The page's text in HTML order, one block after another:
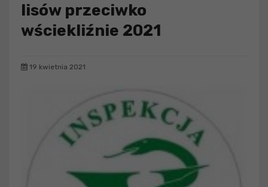
lisów przeciwko
wściekliźnie 2021
19 kwietnia 2021